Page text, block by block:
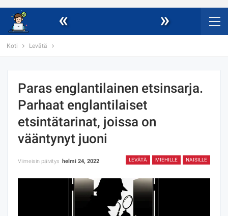
« »
Koti Levätä
Paras englantilainen etsinsarja.
Parhaat englantilaiset
etsintätarinat, joissa on
vääntynyt juoni
LEVÄTÄ MIEHILLE NAISILLE
Viimeisin päivitys helmi 24, 2022